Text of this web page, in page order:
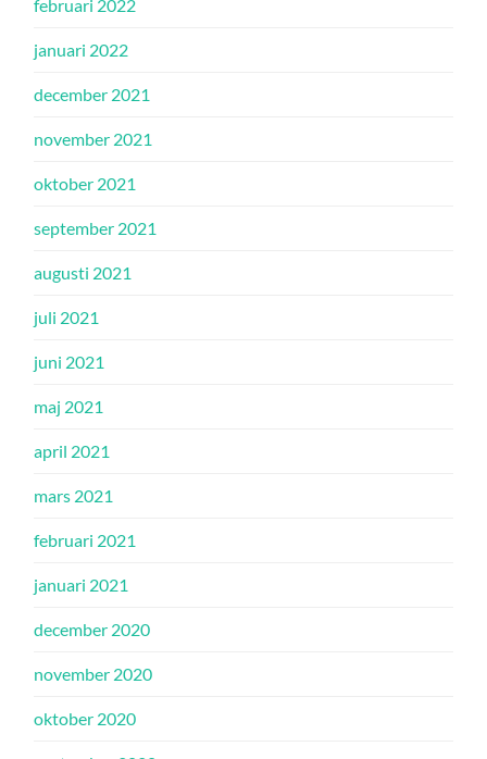
februari 2022
januari 2022
december 2021
november 2021
oktober 2021
september 2021
augusti 2021
juli 2021
juni 2021
maj 2021
april 2021
mars 2021
februari 2021
januari 2021
december 2020
november 2020
oktober 2020